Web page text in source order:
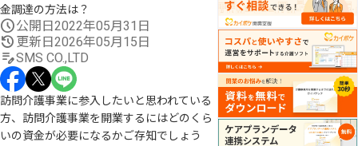
金調達の方法は？
公開日 2022年05月31日
更新日 2026年05月15日
SMS CO.,LTD
訪問介護事業に参入したいと思われている
方、訪問介護事業を開業するにはどのくら
いの資金が必要になるかご存知でしょう